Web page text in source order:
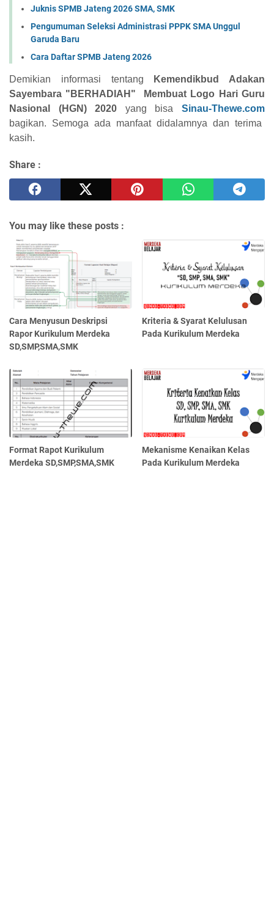
Juknis SPMB Jateng 2026 SMA, SMK
Pengumuman Seleksi Administrasi PPPK SMA Unggul
Garuda Baru
Cara Daftar SPMB Jateng 2026
Demikian informasi tentang
Kemendikbud Adakan
Sayembara "BERHADIAH" Membuat Logo Hari Guru
Nasional (HGN) 2020 yang bisaSinau-Thewe.com
bagikan. Semoga ada manfaat didalamnya dan terima
kasih.
Share :
You may like these posts :
Cara Menyusun Deskripsi
Rapor Kurikulum Merdeka
SD,SMP,SMA,SMK
Kriteria & Syarat Kelulusan
Pada Kurikulum Merdeka
Format Rapot Kurikulum
Merdeka SD,SMP,SMA,SMK
Mekanisme Kenaikan Kelas
Pada Kurikulum Merdeka